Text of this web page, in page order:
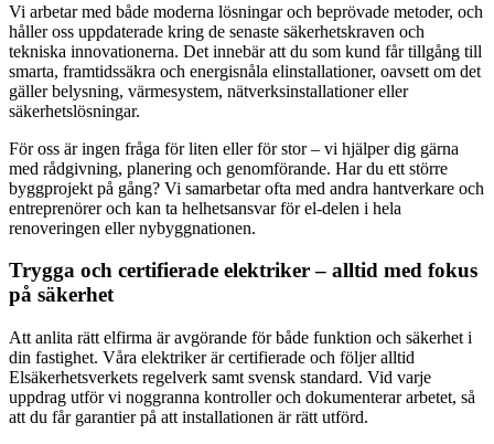
Vi arbetar med både moderna lösningar och beprövade metoder, och
håller oss uppdaterade kring de senaste säkerhetskraven och
tekniska innovationerna. Det innebär att du som kund får tillgång till
smarta, framtidssäkra och energisnåla elinstallationer, oavsett om det
gäller belysning, värmesystem, nätverksinstallationer eller
säkerhetslösningar.
För oss är ingen fråga för liten eller för stor – vi hjälper dig gärna
med rådgivning, planering och genomförande. Har du ett större
byggprojekt på gång? Vi samarbetar ofta med andra hantverkare och
entreprenörer och kan ta helhetsansvar för el-delen i hela
renoveringen eller nybyggnationen.
Trygga och certifierade elektriker – alltid med fokus
på säkerhet
Att anlita rätt elfirma är avgörande för både funktion och säkerhet i
din fastighet. Våra elektriker är certifierade och följer alltid
Elsäkerhetsverkets regelverk samt svensk standard. Vid varje
uppdrag utför vi noggranna kontroller och dokumenterar arbetet, så
att du får garantier på att installationen är rätt utförd.